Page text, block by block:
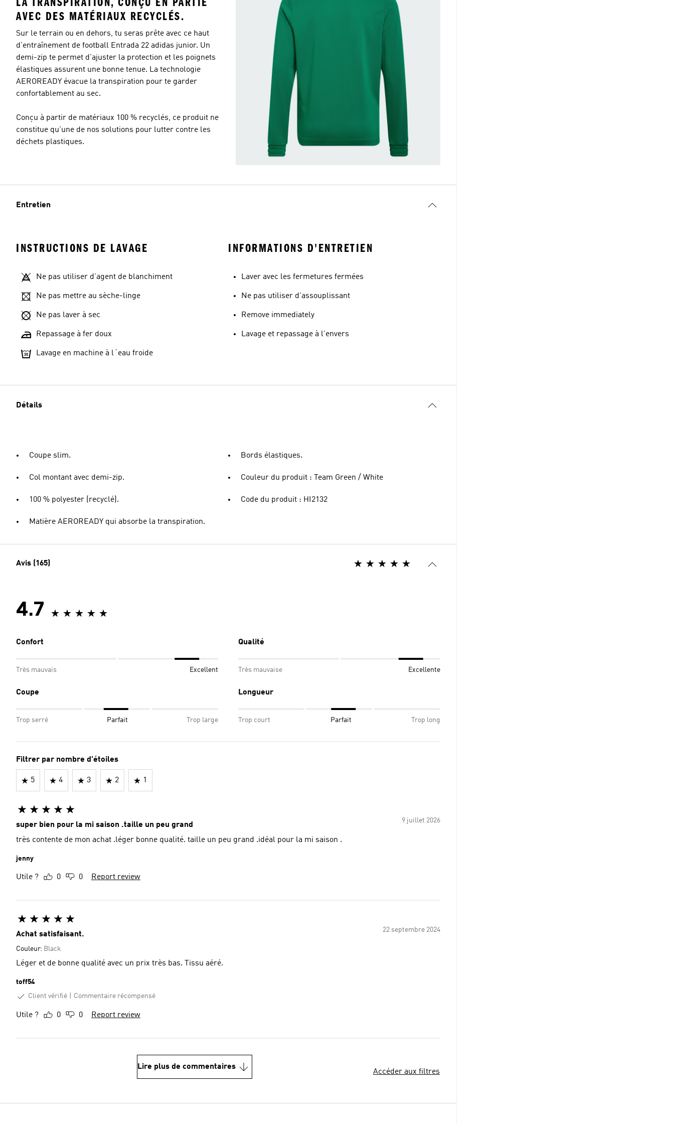
AVEC DES MATÉRIAUX RECYCLÉS.
Sur le terrain ou en dehors, tu seras prête avec ce haut
d'entraînement de football Entrada 22 adidas junior. Un
demi-zip te permet d'ajuster la protection et les poignets
élastiques assurent une bonne tenue. La technologie
AEROREADY évacue la transpiration pour te garder
confortablement au sec.
Conçu à partir de matériaux 100 % recyclés, ce produit ne
constitue qu'une de nos solutions pour lutter contre les
déchets plastiques.
Entretien
INSTRUCTIONS DE LAVAGE
Ne pas utiliser d'agent de blanchiment
Ne pas mettre au sèche-linge
Ne pas laver à sec
Repassage à fer doux
Lavage en machine à l´eau froide
INFORMATIONS D'ENTRETIEN
Laver avec les fermetures fermées
Ne pas utiliser d'assouplissant
Remove immediately
Lavage et repassage à l'envers
Détails
Coupe slim.
Col montant avec demi-zip.
100 % polyester (recyclé).
Matière AEROREADY qui absorbe la transpiration.
Bords élastiques.
Couleur du produit : Team Green / White
Code du produit : HI2132
Avis (165)
4.7
Confort
Très mauvais Excellent
Qualité
Très mauvaise Excellente
Coupe
Trop serré Parfait Trop large
Longueur
Trop court Parfait Trop long
Filtrer par nombre d'étoiles
5 4 3 2 1
9 juillet 2026
super bien pour la mi saison .taille un peu grand
très contente de mon achat .léger bonne qualité. taille un peu grand .idéal pour la mi saison .
jenny
Utile ? 0 0 Report review
22 septembre 2024
Achat satisfaisant.
Couleur: Black
Léger et de bonne qualité avec un prix très bas. Tissu aéré.
toff54
Client vérifié
Commentaire récompensé
Utile ? 0 0 Report review
Lire plus de commentaires
Accéder aux filtres